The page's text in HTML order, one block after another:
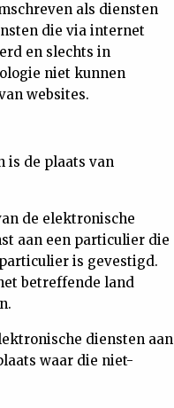
als diensten
die via internet
en slechts in
niet kunnen
websites.
is de plaats van
de elektronische
aan een particulier die
is gevestigd.
betreffende land
diensten aan
waar die niet-